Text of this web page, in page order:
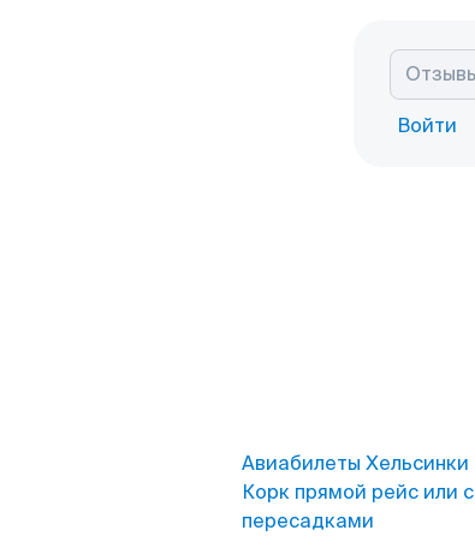
Войти
Авиабилеты Хельсинки
Корк прямой рейс или с
пересадками